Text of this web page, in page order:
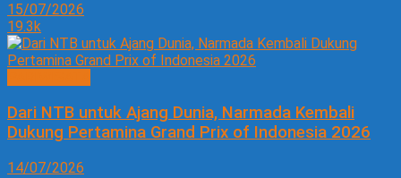
15/07/2026
19.3k
Dari NTB untuk Ajang Dunia, Narmada Kembali
Dukung Pertamina Grand Prix of Indonesia 2026
14/07/2026